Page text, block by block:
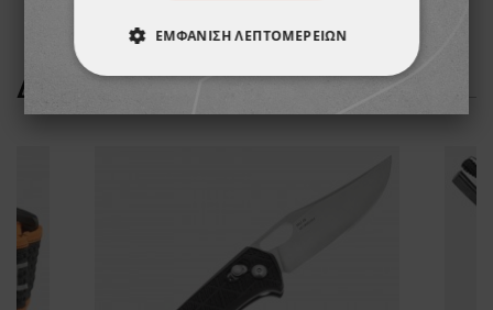
ΔΕΊΤΕ ΠΕΡΙΣΣΌΤΕΡΑ
ΕΜΦΆΝΙΣΗ ΛΕΠΤΟΜΕΡΕΙΏΝ
ΑΠΟΛΎΤΩΣ ΑΠΑΡΑΊΤΗΤΑ